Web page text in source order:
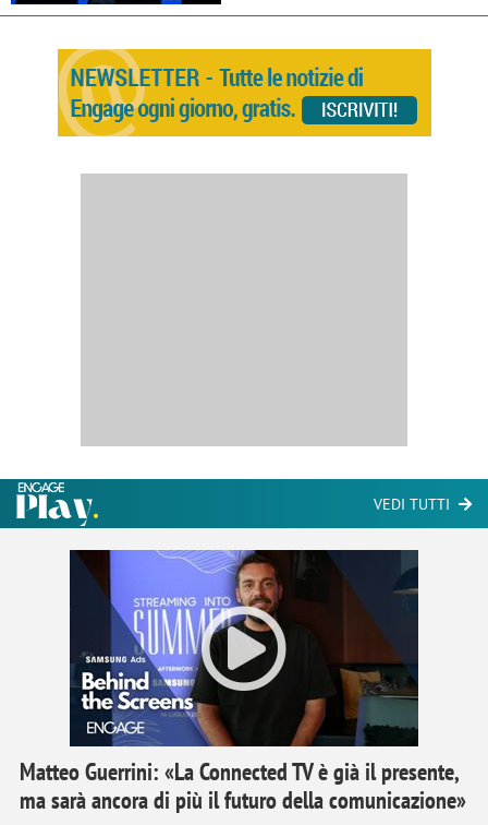
VEDI TUTTI
Matteo Guerrini: «La Connected TV è già il presente,
ma sarà ancora di più il futuro della comunicazione»